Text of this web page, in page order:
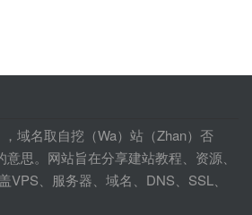
域名取自挖（Wa）站（Zhan）否
意思。网站旨在分享建站教程、资源、
VPS、服务器、域名、DNS、SSL、